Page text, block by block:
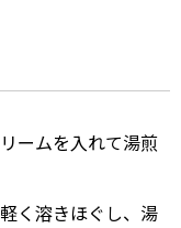
ームを入れて湯煎
く溶きほぐし、湯